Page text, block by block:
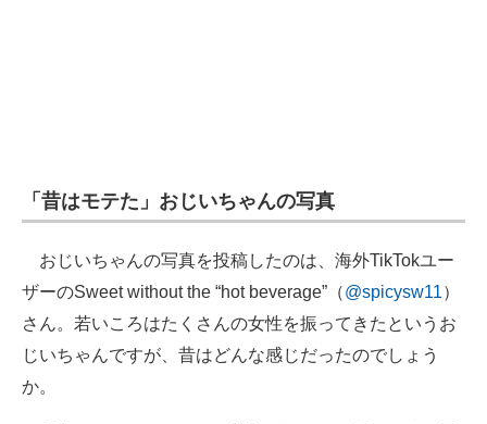
「昔はモテた」おじいちゃんの写真
おじいちゃんの写真を投稿したのは、海外TikTokユー
ザーのSweet without the “hot beverage”（@spicysw11）
さん。若いころはたくさんの女性を振ってきたというお
じいちゃんですが、昔はどんな感じだったのでしょう
か。